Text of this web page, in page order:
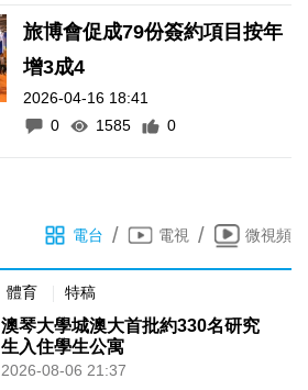
旅博會促成79份簽約項目按年
增3成4
2026-04-16 18:41
0
1585 0
電台 / 電視 / 微視頻
體育 特稿
澳琴大學城澳大首批約330名研究
生入住學生公寓
2026-08-06 21:37